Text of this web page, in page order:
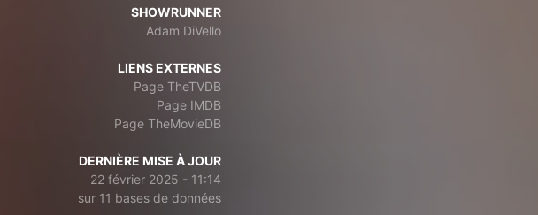
SHOWRUNNER
Adam DiVello
LIENS EXTERNES
Page TheTVDB
Page IMDB
Page TheMovieDB
DERNIÈRE MISE À JOUR
22 février 2025 - 11:14
sur 11 bases de données